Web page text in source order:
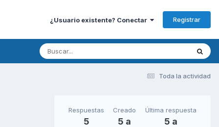
¿Usuario existente? Conectar Registrar
Toda la actividad
Respuestas
5
Creado
5 a
Última respuesta
5 a